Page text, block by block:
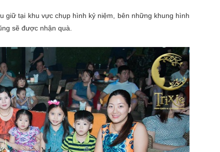
giữ tại khu vực chụp hình kỷ niệm, bên những khung hình
sẽ được nhận quà.